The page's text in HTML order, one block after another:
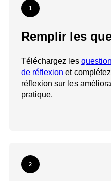
1
Remplir les
Téléchargez les
de réflexion et
réflexion sur les
pratique.
2